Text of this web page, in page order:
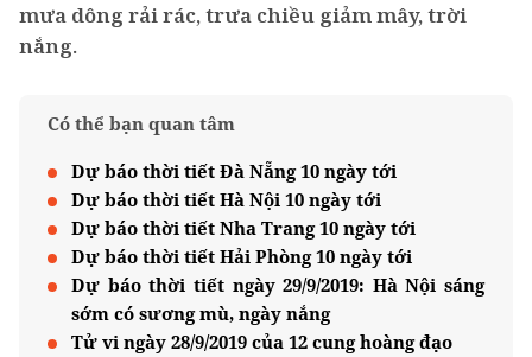
mưa dông rải rác, trưa chiều giảm mây, trời
nắng.
Có thể bạn quan tâm
Dự báo thời tiết Đà Nẵng 10 ngày tới
Dự báo thời tiết Hà Nội 10 ngày tới
Dự báo thời tiết Nha Trang 10 ngày tới
Dự báo thời tiết Hải Phòng 10 ngày tới
Dự báo thời tiết ngày 29/9/2019: Hà Nội sáng
sớm có sương mù, ngày nắng
Tử vi ngày 28/9/2019 của 12 cung hoàng đạo